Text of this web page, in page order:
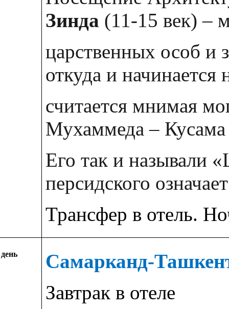
Зинда (11-15 век) –
царственных особ и
откуда и начинается
считается мнимая
Мухаммеда –
Его так и называли
персидского
Трансфер в отель.
Самарканд-
Завтрак в отеле